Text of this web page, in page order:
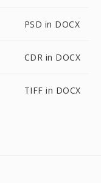
PSD in DOCX
CDR in DOCX
TIFF in DOCX